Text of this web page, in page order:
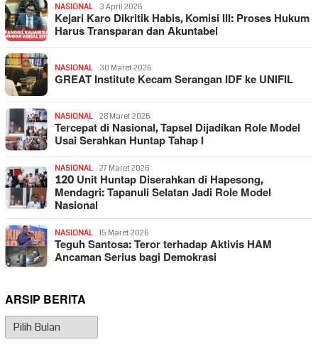
NASIONAL 3 April 2026
Kejari Karo Dikritik Habis, Komisi III: Proses Hukum
Harus Transparan dan Akuntabel
NASIONAL 30 Maret 2026
GREAT Institute Kecam Serangan IDF ke UNIFIL
NASIONAL 28 Maret 2026
Tercepat di Nasional, Tapsel Dijadikan Role Model
Usai Serahkan Huntap Tahap I
NASIONAL 27 Maret 2026
120 Unit Huntap Diserahkan di Hapesong,
Mendagri: Tapanuli Selatan Jadi Role Model
Nasional
NASIONAL 15 Maret 2026
Teguh Santosa: Teror terhadap Aktivis HAM
Ancaman Serius bagi Demokrasi
ARSIP BERITA
Arsip
Berita